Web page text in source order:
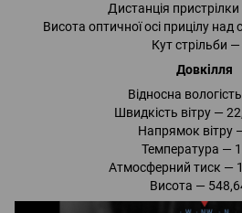
Дистанція
Висота оптичної осі прицілу
Кут стрільби —
Довкілля
Відносна
Швидкість вітру —
Напрямок вітру
Температура —
Атмосферний тиск —
Висота —